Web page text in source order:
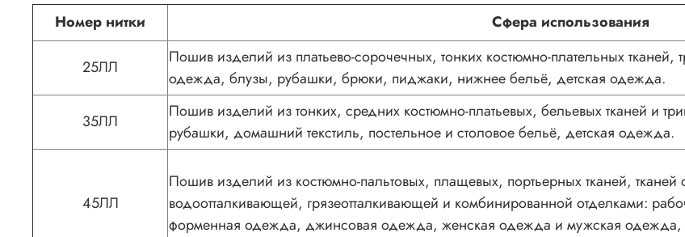
Номер нитки
Сфера использования
25ЛЛ
Пошив изделий из платьево-сорочечных, тонких костюмно-плательных
одежда, блузы, рубашки, брюки, пиджаки, нижнее бельё, детская одежда.
35ЛЛ
Пошив изделий из тонких, средних костюмно-платьевых, бельевых тканей и
рубашки, домашний текстиль, постельное и столовое бельё, детская одежда.
45ЛЛ
Пошив изделий из костюмно-пальтовых, плащевых, портьерных тканей,
водоотталкивающей, грязеотталкивающей и комбинированной отделками:
форменная одежда, джинсовая одежда, женская одежда и мужская